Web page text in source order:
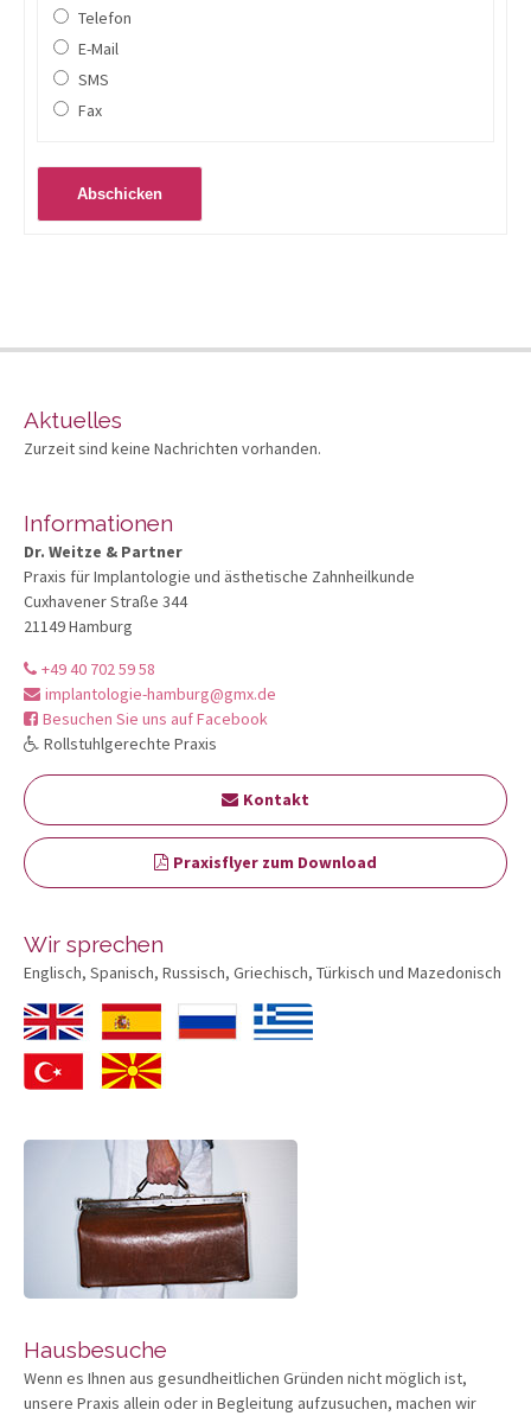
Telefon
E-Mail
SMS
Fax
Aktuelles
Zurzeit sind keine Nachrichten vorhanden.
Informationen
Dr. Weitze & Partner
Praxis für Implantologie und ästhetische Zahnheilkunde
Cuxhavener Straße 344
21149 Hamburg
+49 40 702 59 58
implantologie-hamburg@gmx.de
Besuchen Sie uns auf Facebook
Rollstuhlgerechte Praxis
Kontakt
Praxisflyer zum Download
Wir sprechen
Englisch, Spanisch, Russisch, Griechisch, Türkisch und Mazedonisch
Hausbesuche
Wenn es Ihnen aus gesundheitlichen Gründen nicht möglich ist,
unsere Praxis allein oder in Begleitung aufzusuchen, machen wir